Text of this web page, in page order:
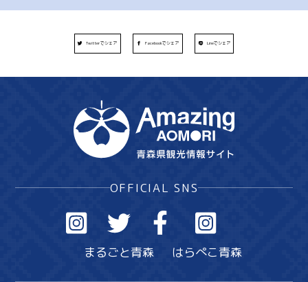
Twitterでシェア Facebookでシェア Lineでシェア
OFFICIAL SNS
まるごと青森 はらぺこ青森